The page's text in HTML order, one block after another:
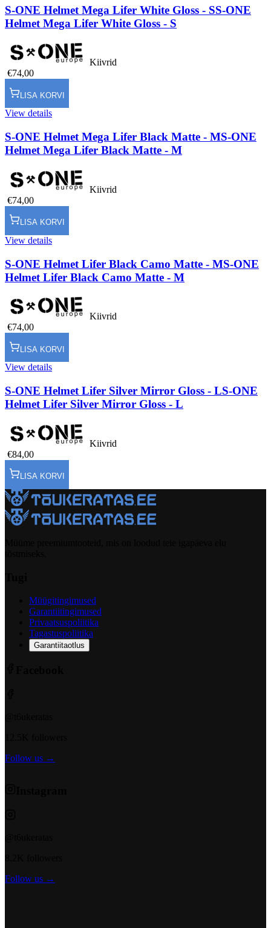
S-ONE Helmet Mega Lifer White Gloss - SS-ONE
Helmet Mega Lifer White Gloss - S
Kiivrid
€74,00
LISA KORVI
View details
S-ONE Helmet Mega Lifer Black Matte - MS-ONE
Helmet Mega Lifer Black Matte - M
Kiivrid
€74,00
LISA KORVI
View details
S-ONE Helmet Lifer Black Camo Matte - MS-ONE
Helmet Lifer Black Camo Matte - M
Kiivrid
€74,00
LISA KORVI
View details
S-ONE Helmet Lifer Silver Mirror Gloss - LS-ONE
Helmet Lifer Silver Mirror Gloss - L
Kiivrid
€84,00
LISA KORVI
Müügitingimused
Garantiitingimused
Privaatsuspoliitika
Tagastuspoliitika
Garantiitaotlus
Follow us →
Follow us →